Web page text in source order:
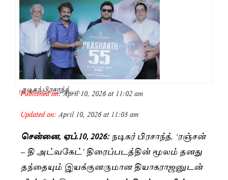
நடிகர் பிரசாந்த்
ByAkila Ramakrishnan
Published on:April 10, 2026 at 11:02 am
Updated on:April 10, 2026 at 11:03 am
சென்னை, ஏப்.10, 2026:நடிகர் பிரசாந்த், ‘ரஞ்சன்
– தி அட்வகேட்’ திரைப்படத்தின் மூலம் தனது
தந்தையும் இயக்குனருமான தியாகராஜனுடன்